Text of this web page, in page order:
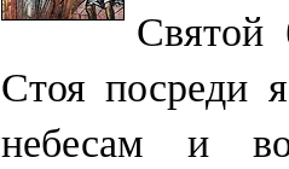
Святой
Стоя посреди
небесам и